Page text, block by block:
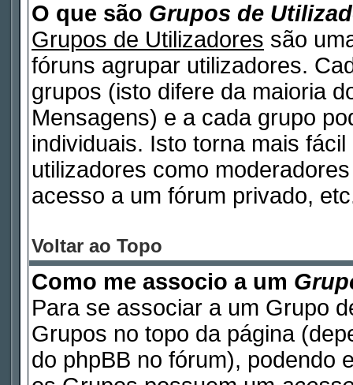
O que são Grupos de
Grupos de Utilizadores são
fóruns agrupar utilizadores.
grupos (isto difere da maioria
Mensagens) e a cada grupo
individuais. Isto torna mais
utilizadores como
acesso a um fórum privado,
Voltar ao Topo
Como me associo a um
Para se associar a um Grupo
Grupos no topo da página
do phpBB no fórum), podendo